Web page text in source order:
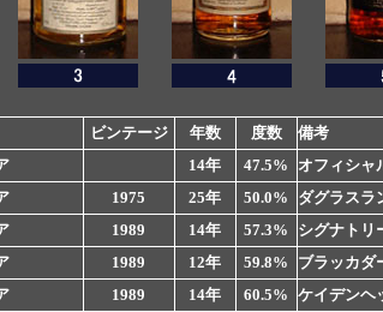
ビンテージ 年数 度数
備考
14年 47.5%
オフィシャ
1975 25年 50.0%
ダグラスラ
1989 14年 57.3%
シグナトリ
1989 12年 59.8%
ブラッカダ
1989 14年 60.5% ケイデンヘ